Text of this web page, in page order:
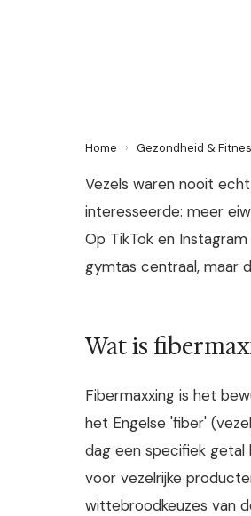
Home › Gezondheid &
Vezels waren nooit
interesseerde: meer
Op TikTok en
gymtas centraal, maar
Wat is
Fibermaxxing is het
het Engelse 'fiber'
dag een specifiek
voor vezelrijke
wittebroodkeuzes van